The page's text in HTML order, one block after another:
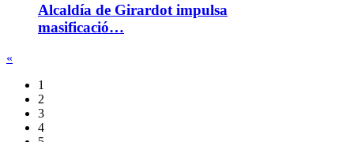
Alcaldía de Girardot impulsa
masificació…
«
1
2
3
4